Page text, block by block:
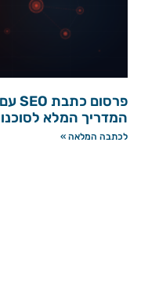
המדריך המלא
לכתבה המלאה »